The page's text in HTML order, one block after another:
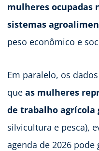
mulheres ocupadas
sistemas
peso econômico e
Em paralelo, os
que as mulheres
de trabalho agrícola
silvicultura e pesca),
agenda de 2026